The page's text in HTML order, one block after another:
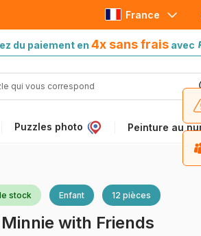
France
du paiement en 4x sans frais avec
Puzzles photo Peinture au
avec Paypal
stock Enfant 12 pièces
with Friends